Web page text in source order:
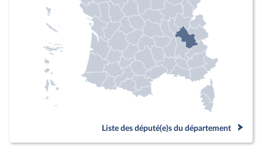
Liste des député(e)s du département